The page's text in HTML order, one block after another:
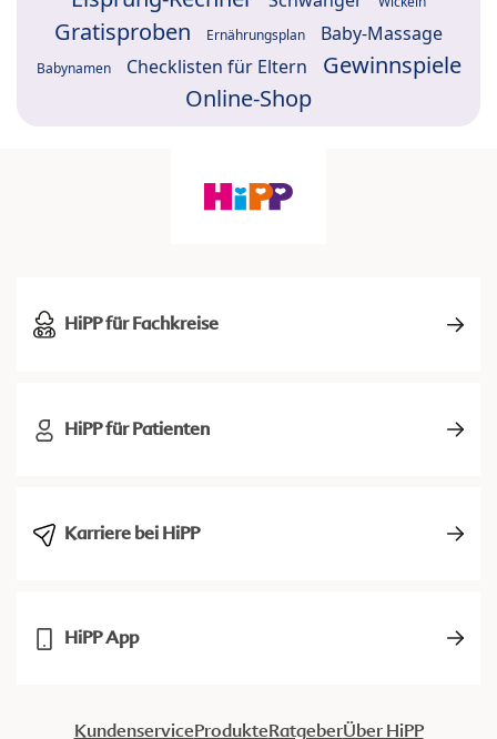
Gratisproben Ernährungsplan Baby-Massage
Babynamen Checklisten für Eltern
Gewinnspiele
Online-Shop
HiPP für Fachkreise
HiPP für Patienten
Karriere bei HiPP
HiPP App
KundenserviceProdukteRatgeberÜber HiPP